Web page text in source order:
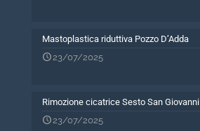
Mastoplastica riduttiva Pozzo D’Adda
23/07/2025
Rimozione cicatrice Sesto San Giovanni
23/07/2025